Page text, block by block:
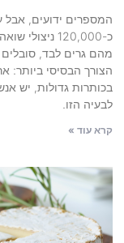
המספרים ידועים, אבל
מהם גרים לבד,
הצורך הבסיסי ביותר:
בכותרות גדולות, יש
לבעיה הזו.
קרא עוד »